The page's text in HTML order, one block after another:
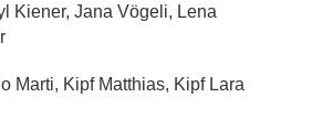
Kiener, Jana Vögeli, Lena
Marti, Kipf Matthias, Kipf Lara